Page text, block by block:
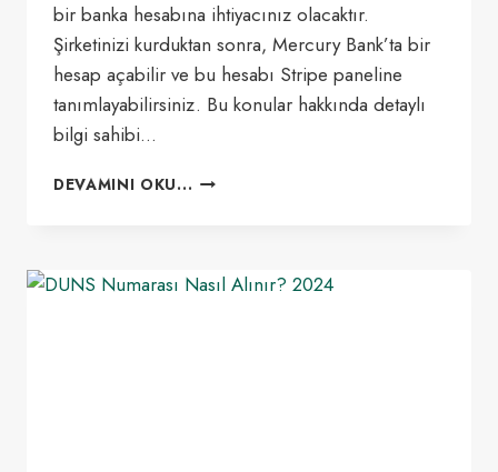
bir banka hesabına ihtiyacınız olacaktır.
Şirketinizi kurduktan sonra, Mercury Bank’ta bir
hesap açabilir ve bu hesabı Stripe paneline
tanımlayabilirsiniz. Bu konular hakkında detaylı
bilgi sahibi…
DEVAMINI OKU... WISE
ÇEKME
YÖNTEMI